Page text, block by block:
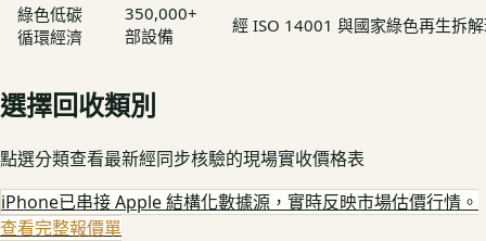
綠色低碳
循環經濟
350,000+
部設備
經 ISO 14001 與國家綠色再生拆
選擇回收類別
點選分類查看最新經同步核驗的現場實收價格表
iPhone已串接 Apple 結構化數據源，實時反映市場估價行情。
查看完整報價單